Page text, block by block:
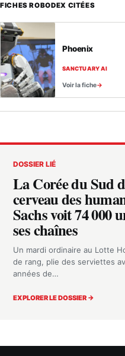
FICHES ROBODEX CITÉES
Phoenix
SANCTUARY AI
Voir la fiche
DOSSIER LIÉ
La Corée du Sud
cerveau des
Sachs voit 74 000
ses chaînes
Un mardi ordinaire au Lotte
de rang, plie des serviettes
années de…
EXPLORER LE DOSSIER →